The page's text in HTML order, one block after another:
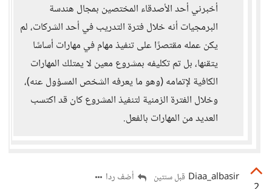
أخبرني أحد الأصدقاء المختصين بمجال هندسة
البرمجيات أنه خلال فترة التدريب في أحد الشركات، لم
يكن عمله مقتصرًا على تنفيذ مهام في مهارات أساسًا
يتقنها، بل تم تكليفه بمشروع معين لا يمتلك المهارات
الكافية لإتمامه (وهو ما يعرفه الشخص المسؤول عنه)،
وخلال الفترة الزمنية لتنفيذ المشروع كان قد اكتسب
العديد من المهارات بالفعل.
Diaa_albasir قبل سنتين أضف ردا